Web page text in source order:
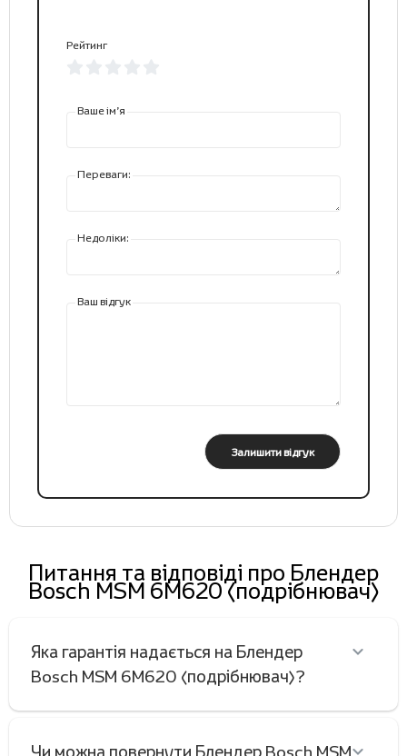
Рейтинг
Ваше ім’я
Переваги:
Недоліки:
Ваш відгук
Залишити відгук
Питання та відповіді про Блендер
Bosch MSM 6M620 (подрібнювач)
Яка гарантія надається на Блендер
Bosch MSM 6M620 (подрібнювач)?
Чи можна повернути Блендер Bosch MSM